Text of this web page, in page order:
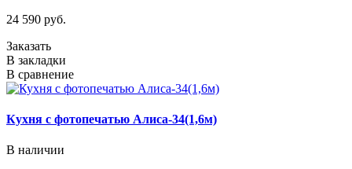
24 590 руб.
Заказать
В закладки
В сравнение
Кухня с фотопечатью Алиса-34(1,6м)
В наличии